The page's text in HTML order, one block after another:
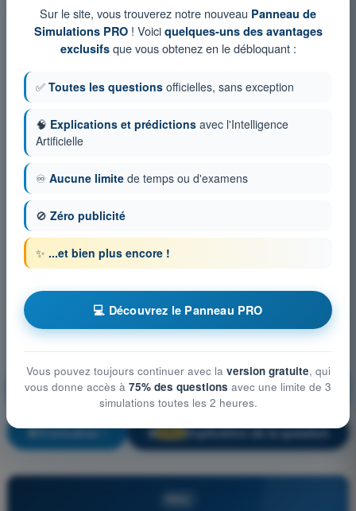
Droit aérien et procédures du contrôle de la
circulation aérienne
S'entraîner ! 🔒 Explication de la question
Sur le site, vous trouverez notre nouveau Panneau de
Simulations PRO! Voici quelques-uns des avantages
exclusifsque vous obtenez en le débloquant :
✅ Toutes les questions officielles, sans exception
🧠 Explications et prédictions avec l'Intelligence
Artificielle
♾️ Aucune limite de temps ou d'examens
🚫 Zéro publicité
✨ ...et bien plus encore !
💻 Découvrez le Panneau PRO
Vous pouvez toujours continuer avec la version gratuite, qui
vous donne accès à 75% des questions avec une limite de 3
simulations toutes les 2 heures.